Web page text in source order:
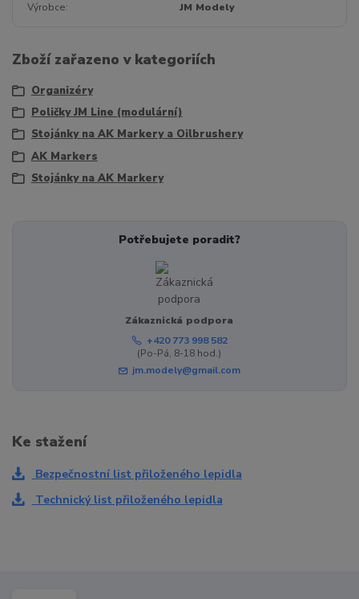
Výrobce JM Modely
Zboží zařazeno v kategoriích
Organizéry
Poličky JM Line (modulární)
Stojánky na AK Markery a Oilbrushery
AK Markers
Stojánky na AK Markery
Potřebujete poradit?
Zákaznická podpora
+420 773 998 582
(Po-Pá, 8-18 hod.)
jm.modely@gmail.com
Ke stažení
Bezpečnostní list přiloženého lepidla
Technický list přiloženého lepidla